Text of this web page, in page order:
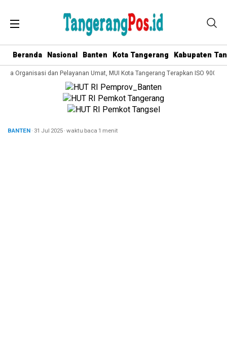
Beranda Nasional Banten Kota Tangerang Kabupaten
Organisasi dan Pelayanan Umat, MUI Kota Tangerang Terapkan ISO
BANTEN· 31 Jul 2025·waktu baca 1 menit